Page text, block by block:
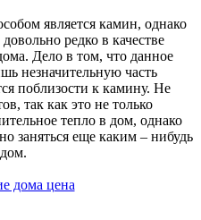
является камин, однако
редко в качестве
Дело в том, что данное
незначительную часть
поблизости к камину. Не
так как это не только
тепло в дом, однако
заняться еще каким – нибудь